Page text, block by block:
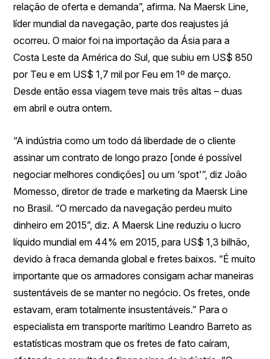
relação de oferta e demanda”, afirma. Na Maersk Line,
líder mundial da navegação, parte dos reajustes já
ocorreu. O maior foi na importação da Ásia para a
Costa Leste da América do Sul, que subiu em US$ 850
por Teu e em US$ 1,7 mil por Feu em 1º de março.
Desde então essa viagem teve mais três altas – duas
em abril e outra ontem.
“A indústria como um todo dá liberdade de o cliente
assinar um contrato de longo prazo [onde é possível
negociar melhores condições] ou um ‘spot'”, diz João
Momesso, diretor de trade e marketing da Maersk Line
no Brasil. “O mercado da navegação perdeu muito
dinheiro em 2015”, diz. A Maersk Line reduziu o lucro
líquido mundial em 44% em 2015, para US$ 1,3 bilhão,
devido à fraca demanda global e fretes baixos. “É muito
importante que os armadores consigam achar maneiras
sustentáveis de se manter no negócio. Os fretes, onde
estavam, eram totalmente insustentáveis.” Para o
especialista em transporte marítimo Leandro Barreto as
estatísticas mostram que os fretes de fato caíram,